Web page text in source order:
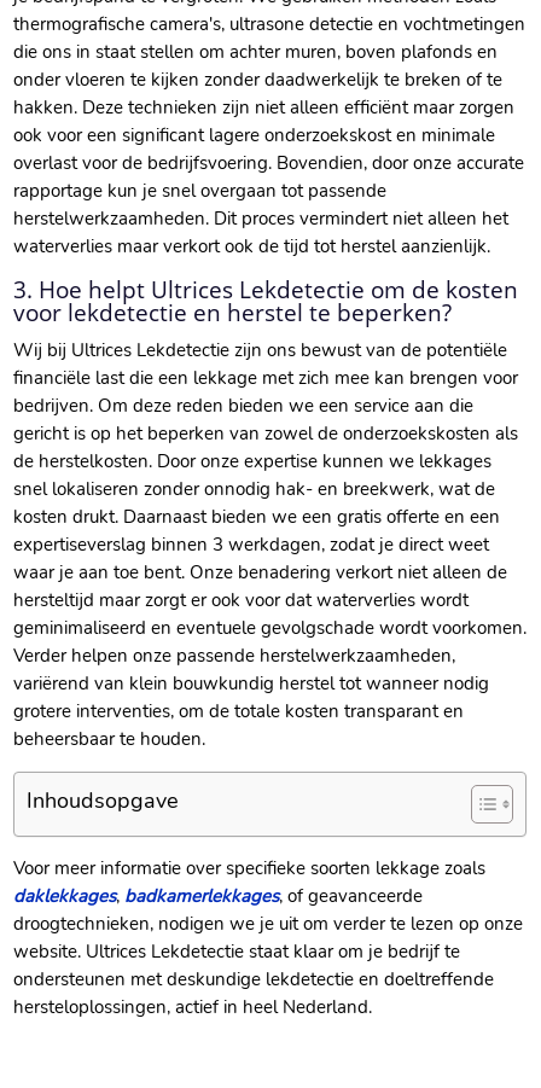
thermografische camera's, ultrasone detectie en vochtmetingen
die ons in staat stellen om achter muren, boven plafonds en
onder vloeren te kijken zonder daadwerkelijk te breken of te
hakken.​ Deze technieken zijn niet alleen efficiënt maar zorgen
ook voor een significant lagere onderzoekskost en minimale
overlast voor de bedrijfsvoering.​ Bovendien, door onze accurate
rapportage kun je snel overgaan tot passende
herstelwerkzaamheden.​ Dit proces vermindert niet alleen het
waterverlies maar verkort ook de tijd tot herstel aanzienlijk.​
3.​ Hoe helpt Ultrices Lekdetectie om de kosten
voor lekdetectie en herstel te beperken?
Wij bij Ultrices Lekdetectie zijn ons bewust van de potentiële
financiële last die een lekkage met zich mee kan brengen voor
bedrijven.​ Om deze reden bieden we een service aan die
gericht is op het beperken van zowel de onderzoekskosten als
de herstelkosten.​ Door onze expertise kunnen we lekkages
snel lokaliseren zonder onnodig hak- en breekwerk, wat de
kosten drukt.​ Daarnaast bieden we een gratis offerte en een
expertiseverslag binnen 3 werkdagen, zodat je direct weet
waar je aan toe bent.​ Onze benadering verkort niet alleen de
hersteltijd maar zorgt er ook voor dat waterverlies wordt
geminimaliseerd en eventuele gevolgschade wordt voorkomen.​
Verder helpen onze passende herstelwerkzaamheden,
variërend van klein bouwkundig herstel tot wanneer nodig
grotere interventies, om de totale kosten transparant en
beheersbaar te houden.​
Inhoudsopgave
Voor meer informatie over specifieke soorten lekkage zoals
daklekkages, badkamerlekkages, of geavanceerde
droogtechnieken, nodigen we je uit om verder te lezen op onze
website.​ Ultrices Lekdetectie staat klaar om je bedrijf te
ondersteunen met deskundige lekdetectie en doeltreffende
hersteloplossingen, actief in heel Nederland.​